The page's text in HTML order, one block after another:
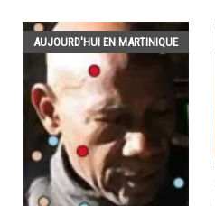
AUJOURD'HUI EN MARTINIQUE